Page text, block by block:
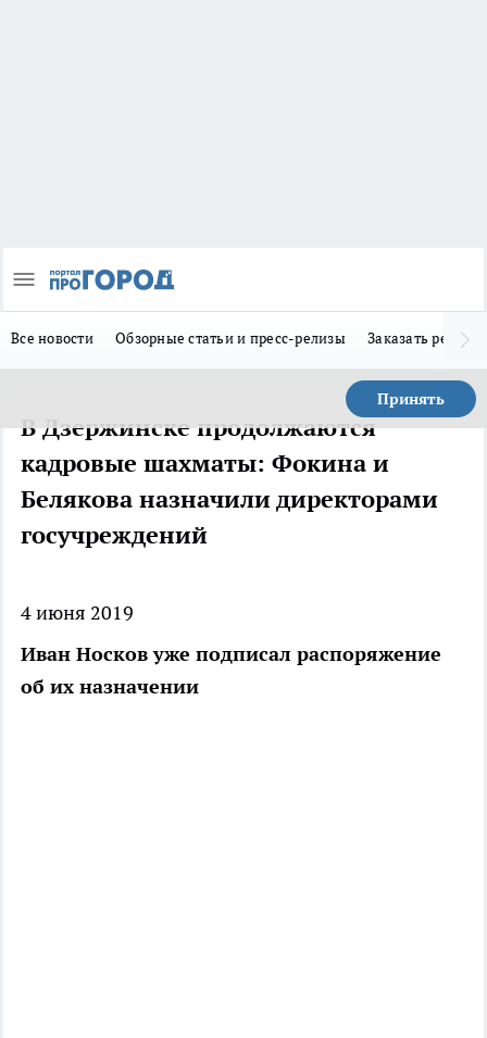
Все новости Обзорные статьи и пресс-релизы Заказать
Принять
В Дзержинске продолжаются
кадровые шахматы: Фокина и
Белякова назначили директорами
госучреждений
4 июня 2019
Иван Носков уже подписал распоряжение
об их назначении